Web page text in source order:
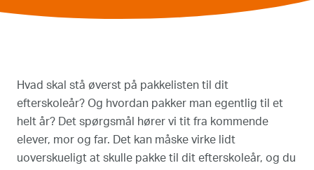
Hvad skal stå øverst på pakkelisten til dit
efterskoleår? Og hvordan pakker man egentlig til et
helt år? Det spørgsmål hører vi tit fra kommende
elever, mor og far. Det kan måske virke lidt
uoverskueligt at skulle pakke til dit efterskoleår, og du